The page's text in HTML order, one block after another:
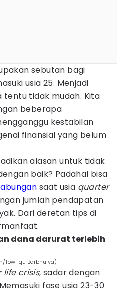
sebutan bagi
usia 25. Menjadi
tentu tidak mudah. Kita
beberapa
kestabilan
finansial yang belum
alasan untuk tidak
baik? Padahal bisa
saat usia quarter
jumlah pendapatan
Dari deretan tips di
dana darurat terlebih
Towfiqu Barbhuiya)
life crisis, sadar dengan
fase usia 23-30